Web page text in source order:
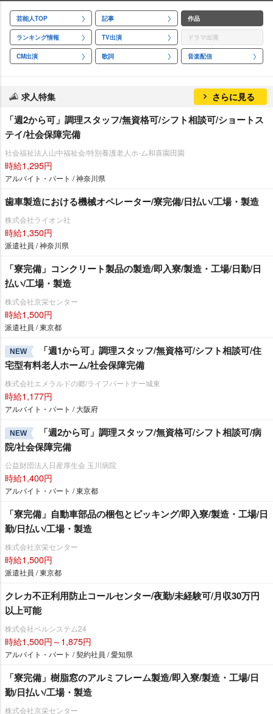
芸能人TOP 記事 作品
ランキング情報 TV出演 ドラマ出演
CM出演 歌詞 音楽配信
求人特集 さらに見る
「週2から可」調理スタッフ/無資格可/シフト相談可/ショートス
テイ/社会保障完備
社会福祉法人山中福祉会/特別養護老人ホ-ム和喜園田園
時給1,295円
アルバイト・パート / 神奈川県
歯車製造における機械オペレーター/寮完備/日払い/工場・製造
株式会社ライオン社
時給1,350円
派遣社員 / 神奈川県
「寮完備」コンクリート製品の製造/即入寮/製造・工場/日勤/日
払い/工場・製造
株式会社京栄センター
時給1,500円
派遣社員 / 東京都
NEW
「週1から可」調理スタッフ/無資格可/シフト相談可/住
宅型有料老人ホーム/社会保障完備
株式会社エメラルドの郷/ライフパートナー城東
時給1,177円
アルバイト・パート / 大阪府
NEW
「週2から可」調理スタッフ/無資格可/シフト相談可/病
院/社会保障完備
公益財団法人日産厚生会 玉川病院
時給1,400円
アルバイト・パート / 東京都
「寮完備」自動車部品の梱包とピッキング/即入寮/製造・工場/日
勤/日払い/工場・製造
株式会社京栄センター
時給1,500円
派遣社員 / 東京都
クレカ不正利用防止コールセンター/夜勤/未経験可/月収30万円
以上可能
株式会社ベルシステム24
時給1,500円～1,875円
アルバイト・パート / 契約社員 / 愛知県
「寮完備」樹脂窓のアルミフレーム製造/即入寮/製造・工場/日
勤/日払い/工場・製造
株式会社京栄センター